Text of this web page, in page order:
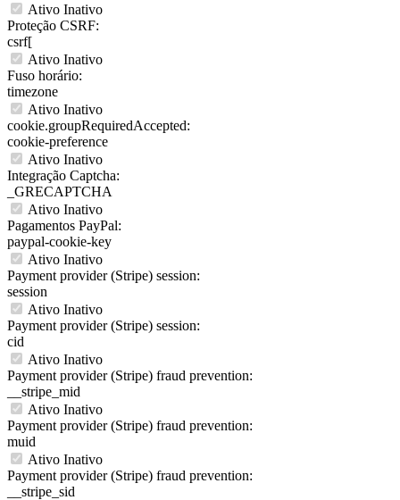
Ativo Inativo
Proteção CSRF:
csrf[
Ativo Inativo
Fuso horário:
timezone
Ativo Inativo
cookie.groupRequiredAccepted:
cookie-preference
Ativo Inativo
Integração Captcha:
_GRECAPTCHA
Ativo Inativo
Pagamentos PayPal:
paypal-cookie-key
Ativo Inativo
Payment provider (Stripe) session:
session
Ativo Inativo
Payment provider (Stripe) session:
cid
Ativo Inativo
Payment provider (Stripe) fraud prevention:
__stripe_mid
Ativo Inativo
Payment provider (Stripe) fraud prevention:
muid
Ativo Inativo
Payment provider (Stripe) fraud prevention:
__stripe_sid